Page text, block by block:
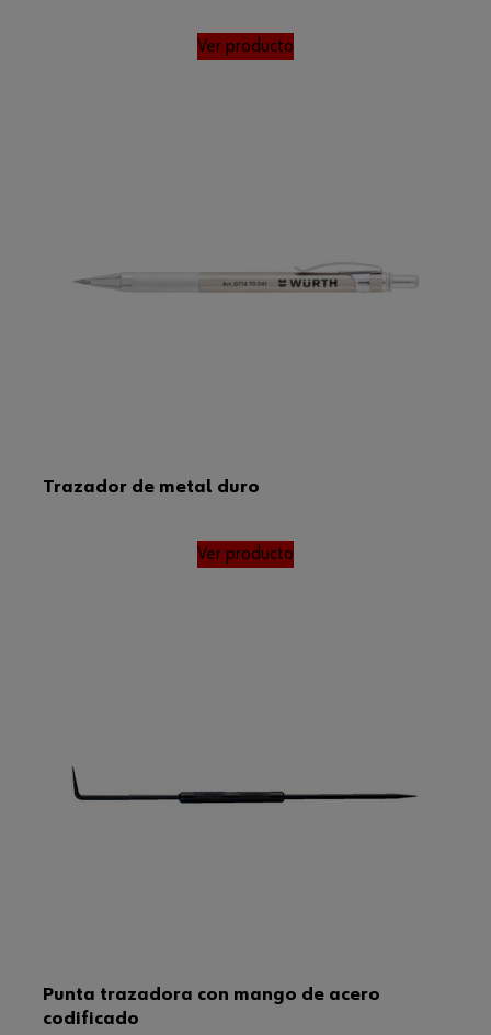
Ver producto
Trazador de metal duro
Ver producto
Punta trazadora con mango de acero
codificado